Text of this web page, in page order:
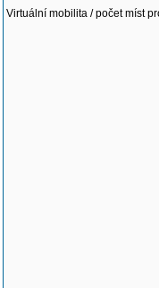
Virtuální mobilita / počet míst